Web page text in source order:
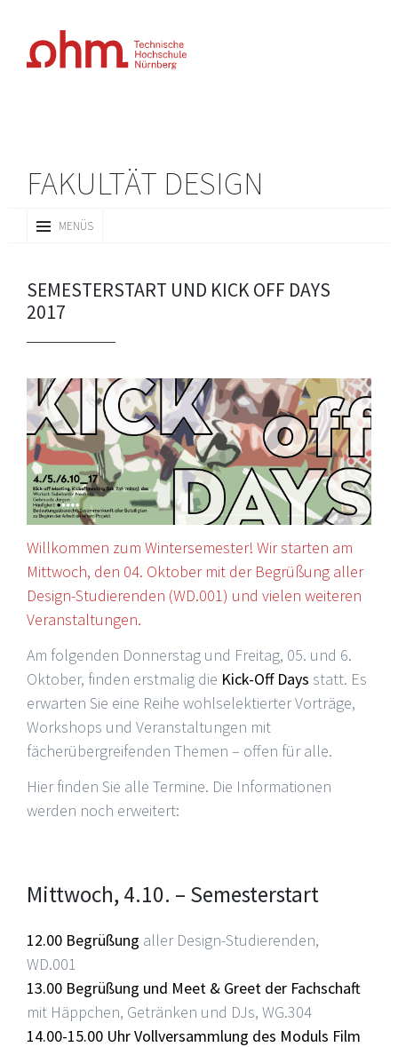
FAKULTÄT DESIGN
MENÜS
INHALT
SEMESTERSTART UND KICK OFF DAYS
2017
Willkommen zum Wintersemester! Wir starten am
Mittwoch, den 04. Oktober mit der Begrüßung aller
Design-Studierenden (WD.001) und vielen weiteren
Veranstaltungen.
Am folgenden Donnerstag und Freitag, 05. und 6.
Oktober, finden erstmalig die Kick-Off Days statt. Es
erwarten Sie eine Reihe wohlselektierter Vorträge,
Workshops und Veranstaltungen mit
fächerübergreifenden Themen – offen für alle.
Hier finden Sie alle Termine. Die Informationen
werden noch erweitert:
Mittwoch, 4.10. – Semesterstart
12.00 Begrüßung aller Design-Studierenden,
WD.001
13.00 Begrüßung und Meet & Greet der Fachschaft
mit Häppchen, Getränken und DJs, WG.304
14.00-15.00 Uhr Vollversammlung des Moduls Film